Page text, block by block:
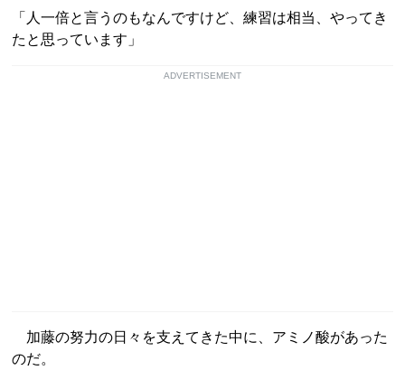
「人一倍と言うのもなんですけど、練習は相当、やってき
たと思っています」
ADVERTISEMENT
加藤の努力の日々を支えてきた中に、アミノ酸があった
のだ。